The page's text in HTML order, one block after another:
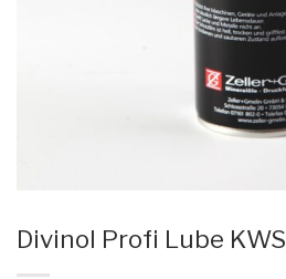
Divinol Profi Lube KWS